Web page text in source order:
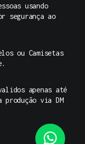
usando
segurança ao
ou Camisetas
apenas até
via DM